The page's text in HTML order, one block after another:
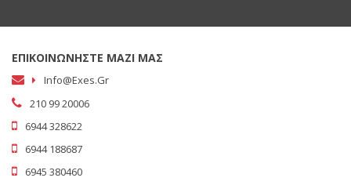
ΕΠΙΚΟΙΝΩΝΗΣΤΕ ΜΑΖΙ ΜΑΣ
Info@exes.gr
210 99 20006
6944 328622
6944 188687
6945 380460